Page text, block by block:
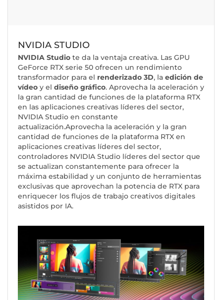
NVIDIA STUDIO
NVIDIA Studio te da la ventaja creativa. Las GPU
GeForce RTX serie 50 ofrecen un rendimiento
transformador para el renderizado 3D, la edición de
vídeo y el diseño gráfico. Aprovecha la aceleración y
la gran cantidad de funciones de la plataforma RTX
en las aplicaciones creativas líderes del sector,
NVIDIA Studio en constante
actualización.Aprovecha la aceleración y la gran
cantidad de funciones de la plataforma RTX en
aplicaciones creativas líderes del sector,
controladores NVIDIA Studio líderes del sector que
se actualizan constantemente para ofrecer la
máxima estabilidad y un conjunto de herramientas
exclusivas que aprovechan la potencia de RTX para
enriquecer los flujos de trabajo creativos digitales
asistidos por IA.